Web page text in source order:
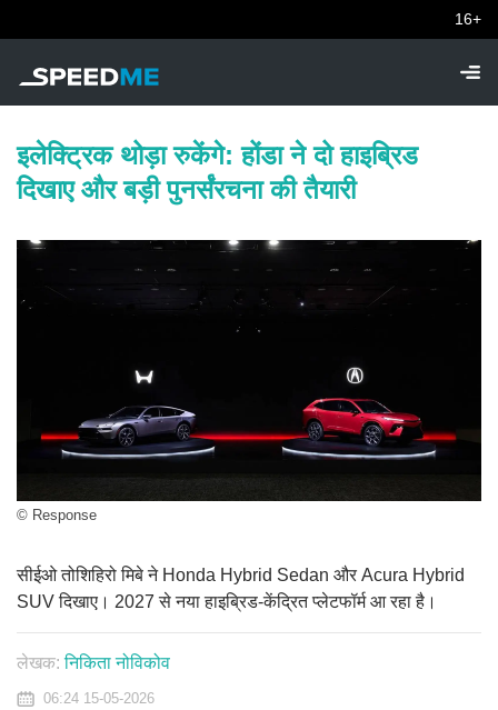
16+
इलेक्ट्रिक थोड़ा रुकेंगे: होंडा ने दो हाइब्रिड
दिखाए और बड़ी पुनर्संरचना की तैयारी
© Response
सीईओ तोशिहिरो मिबे ने Honda Hybrid Sedan और Acura Hybrid
SUV दिखाए। 2027 से नया हाइब्रिड-केंद्रित प्लेटफॉर्म आ रहा है।
लेखक:निकिता नोविकोव
06:24 15-05-2026